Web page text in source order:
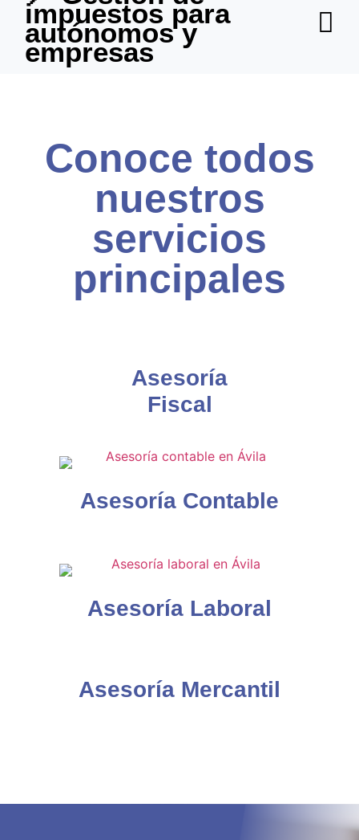
impuestos para
autónomos y
empresas
Conoce todos
nuestros
servicios
principales
Asesoría
Fiscal
Asesoría Contable
Asesoría Laboral
Asesoría Mercantil